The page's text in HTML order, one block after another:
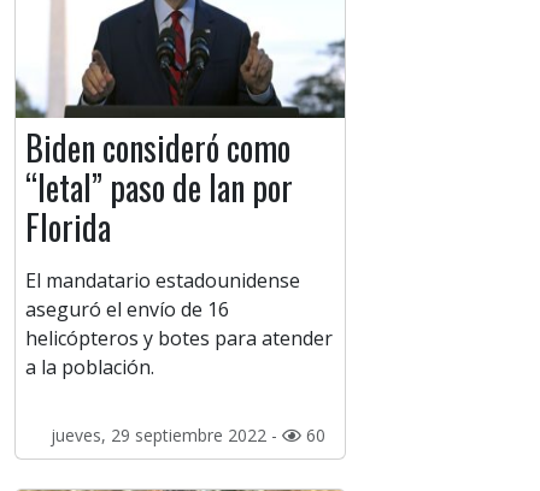
Biden consideró como
“letal” paso de Ian por
Florida
El mandatario estadounidense
aseguró el envío de 16
helicópteros y botes para atender
a la población.
jueves, 29 septiembre 2022 - 60